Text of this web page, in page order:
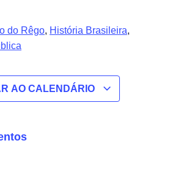
do Rêgo, História Brasileira,
AO CALENDÁRIO